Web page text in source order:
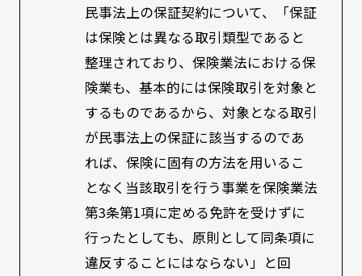
民事法上の保証契約について、「保証
は保険とは異なる取引類型であると
整理されており、保険業法における保
険業も、基本的には保険取引を対象と
するものであるから、対象となる取引
が民事法上の保証に該当するのであ
れば、保険に固有の方法を用いるこ
となく当該取引を行う事業を保険業法
第3条第1項に定める免許を受けずに
行ったとしても、原則として同条項に
違反することにはならない」と回